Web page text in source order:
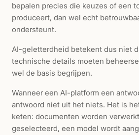
bepalen precies die keuzes of een
produceert, dan wel echt
ondersteunt.
AI-geletterdheid betekent dus niet
technische details moeten
wel de basis begrijpen.
Wanneer een AI-platform een
antwoord niet uit het niets. Het is
keten: documenten worden
geselecteerd, een model wordt